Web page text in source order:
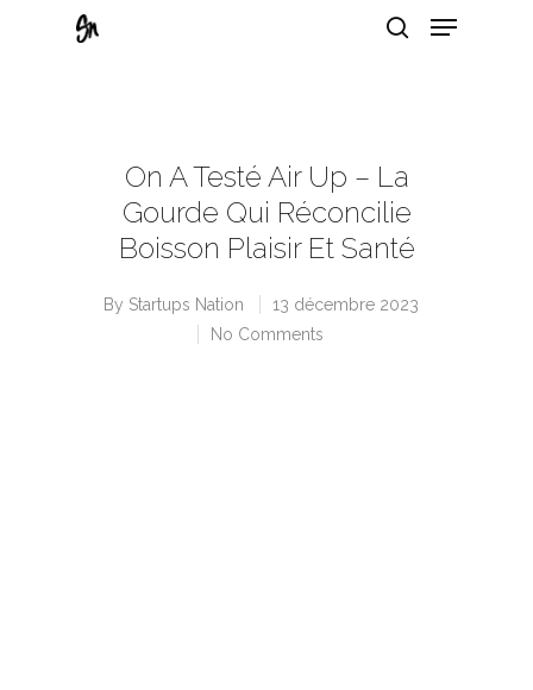
On A Testé Air Up – La
Gourde Qui Réconcilie
Boisson Plaisir Et Santé
By Startups Nation
13 décembre 2023
No Comments